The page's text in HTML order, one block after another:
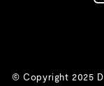
© Copyright 2025